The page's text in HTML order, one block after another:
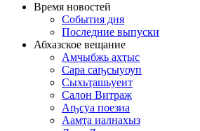
Время новостей
События дня
Последние выпуски
Абхазское вещание
Амчыбжь ахҭыс
Сара саҧсыуоуп
Сыхьҭашьуеит
Салон Витраж
Аҧсуа поезиа
Аамҭа иалнахыз